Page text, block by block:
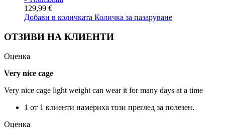
129,99 €
Добави в количката Количка за пазаруване
ОТЗИВИ НА КЛИЕНТИ
Оценка
Very nice cage
Very nice cage light weight can wear it for many days at a time
1 от 1 клиенти намериха този преглед за полезен.
Оценка